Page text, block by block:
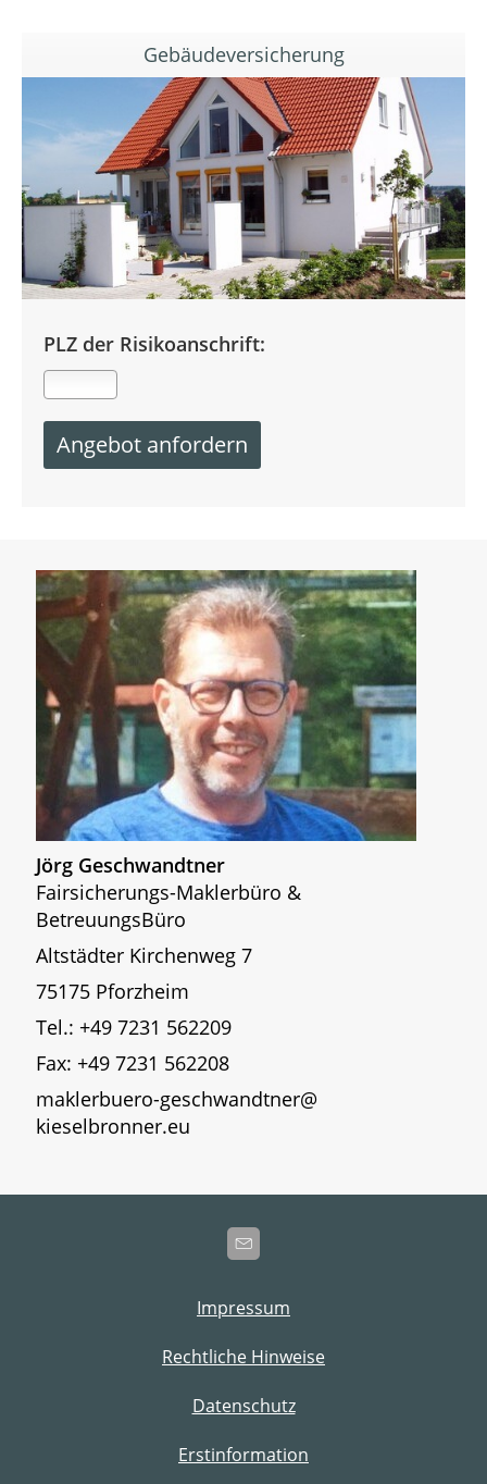
Gebäudeversicherung
PLZ der Risikoanschrift:
Jörg Geschwandtner
Fairsicherungs-Maklerbüro &
BetreuungsBüro
Altstädter Kirchenweg 7
75175 Pforzheim
Tel.: +49 7231 562209
Fax: +49 7231 562208
maklerbuero-geschwandtner@
kieselbronner.eu
Impressum
Rechtliche Hinweise
Datenschutz
Erstinformation